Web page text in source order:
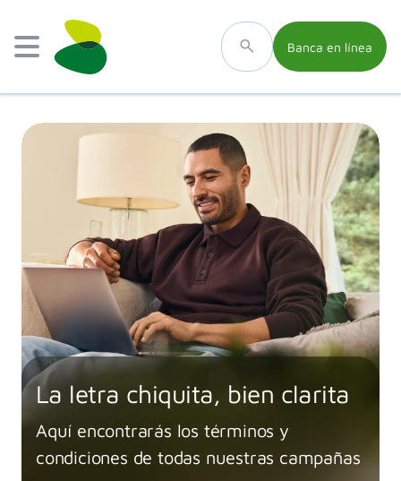
Banca en línea
La letra chiquita, bien clarita
Aquí encontrarás los términos y
condiciones de todas nuestras campañas